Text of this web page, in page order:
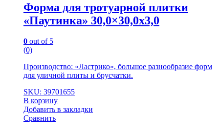
Форма для тротуарной плитки
«Паутинка» 30,0×30,0x3,0
0 out of 5
(0)
Производство: «Ластрико», большое разнообразие форм
для уличной плиты и брусчатки.
SKU: 39701655
В корзину
Добавить в закладки
Сравнить